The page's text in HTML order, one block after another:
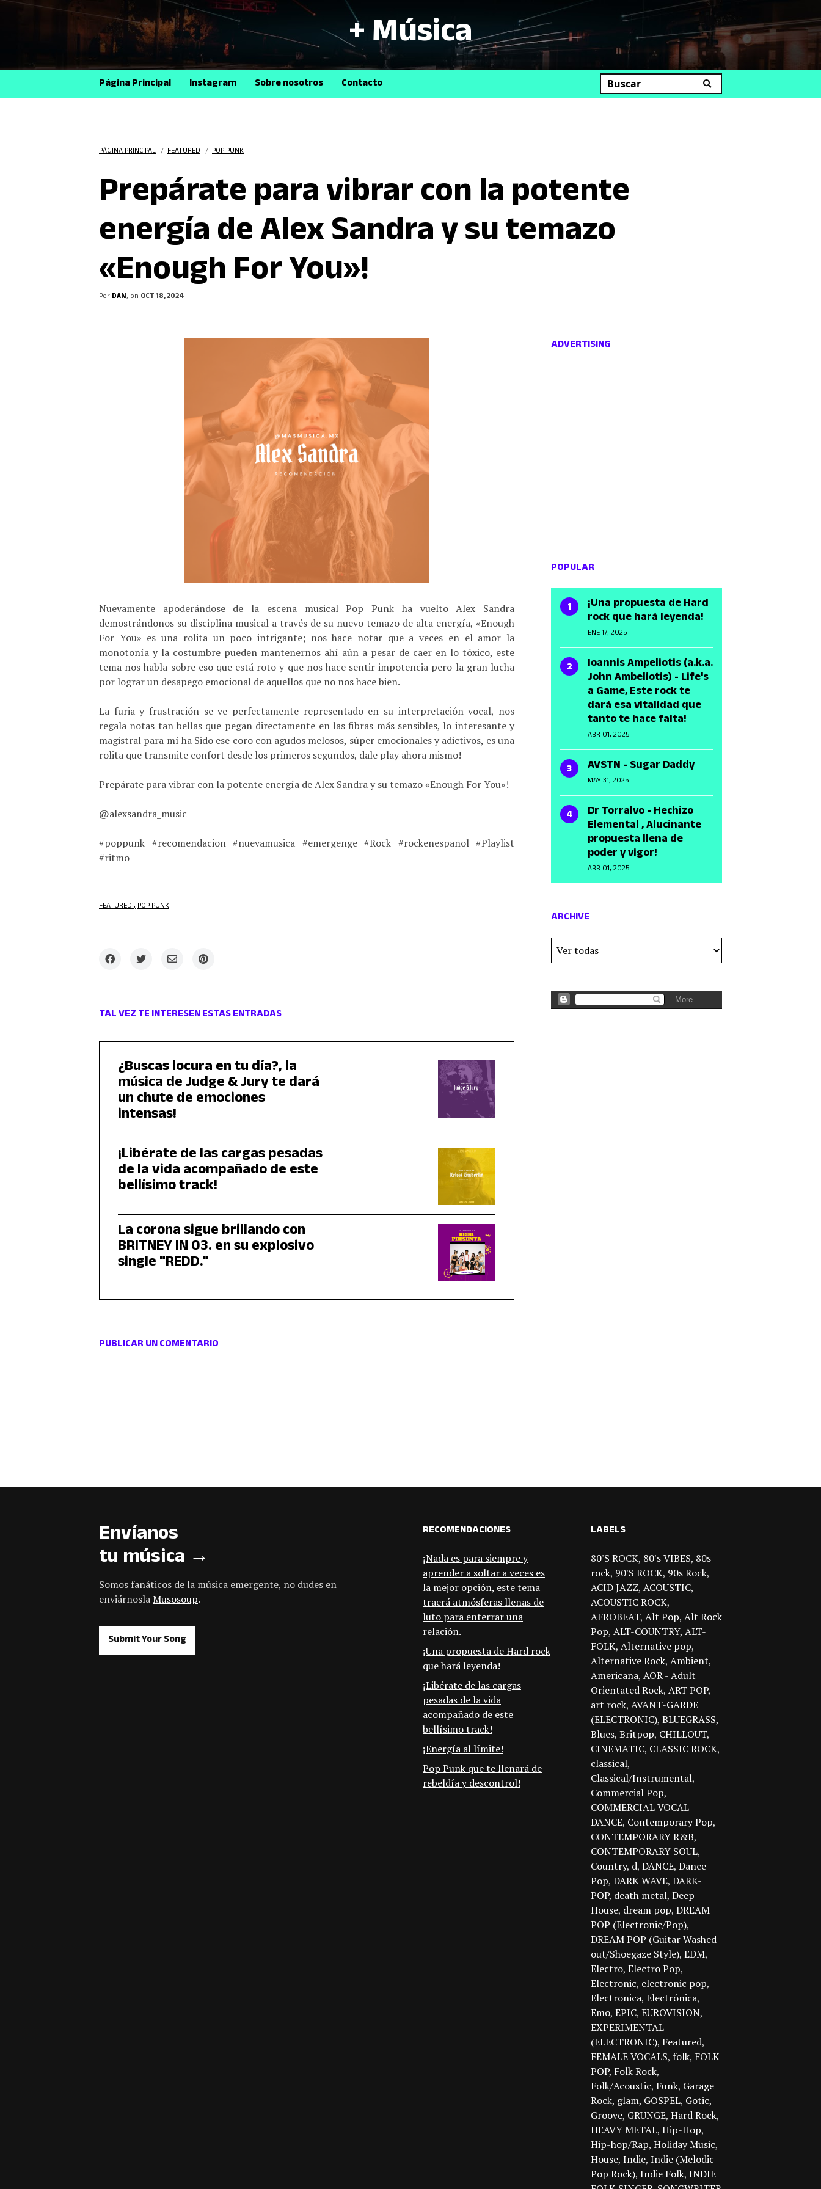
+ Música
Página Principal Instagram Sobre nosotros Contacto
PÁGINA PRINCIPAL / FEATURED / POP PUNK
Prepárate para vibrar con la potente
energía de Alex Sandra y su temazo
«Enough For You»!
PorDAN, on OCT 18, 2024
Nuevamente apoderándose de la escena musical Pop Punk ha vuelto Alex Sandra
demostrándonos su disciplina musical a través de su nuevo temazo de alta energía, «Enough
For You» es una rolita un poco intrigante; nos hace notar que a veces en el amor la
monotonía y la costumbre pueden mantenernos ahí aún a pesar de caer en lo tóxico, este
tema nos habla sobre eso que está roto y que nos hace sentir impotencia pero la gran lucha
por lograr un desapego emocional de aquellos que no nos hace bien.
La furia y frustración se ve perfectamente representado en su interpretación vocal, nos
regala notas tan bellas que pegan directamente en las fibras más sensibles, lo interesante y
magistral para mí ha Sido ese coro con agudos melosos, súper emocionales y adictivos, es una
rolita que transmite confort desde los primeros segundos, dale play ahora mismo!
Prepárate para vibrar con la potente energía de Alex Sandra y su temazo «Enough For You»!
@alexsandra_music
#poppunk #recomendacion #nuevamusica #emergenge #Rock #rockenespañol #Playlist
#ritmo
FEATURED POP PUNK
TAL VEZ TE INTERESEN ESTAS ENTRADAS
¿Buscas locura en tu día?, la
música de Judge & Jury te dará
un chute de emociones
intensas!
¡Libérate de las cargas pesadas
de la vida acompañado de este
bellísimo track!
La corona sigue brillando con
BRITNEY IN 03. en su explosivo
single "REDD."
ADVERTISING
POPULAR
¡Una propuesta de Hard
rock que hará leyenda!
ENE 17, 2025
Ioannis Ampeliotis (a.k.a.
John Ambeliotis) - Life's
a Game, Este rock te
dará esa vitalidad que
tanto te hace falta!
ABR 01, 2025
AVSTN - Sugar Daddy
MAY 31, 2025
Dr Torralvo - Hechizo
Elemental , Alucinante
propuesta llena de
poder y vigor!
ABR 01, 2025
ARCHIVE
PUBLICAR UN COMENTARIO
Envíanos
tu música →
Somos fanáticos de la música emergente, no dudes en
enviárnoslaMusosoup.
Submit Your Song
RECOMENDACIONES
¡Nada es para siempre y
aprender a soltar a veces es
la mejor opción, este tema
traerá atmósferas llenas de
luto para enterrar una
relación.
¡Una propuesta de Hard rock
que hará leyenda!
¡Libérate de las cargas
pesadas de la vida
acompañado de este
bellísimo track!
¡Energía al límite!
Pop Punk que te llenará de
rebeldía y descontrol!
LABELS
80'S ROCK 80's VIBES 80s
rock 90'S ROCK 90s Rock
ACID JAZZ ACOUSTIC
ACOUSTIC ROCK
AFROBEAT Alt Pop Alt Rock
Pop ALT-COUNTRY ALT-
FOLK Alternative pop
Alternative Rock Ambient
Americana AOR - Adult
Orientated Rock ART POP
art rock AVANT-GARDE
(ELECTRONIC) BLUEGRASS
Blues Britpop CHILLOUT
CINEMATIC CLASSIC ROCK
classical
Classical/Instrumental
Commercial Pop
COMMERCIAL VOCAL
DANCE Contemporary Pop
CONTEMPORARY R&B
CONTEMPORARY SOUL
Country d DANCE Dance
Pop DARK WAVE DARK-
POP death metal Deep
House dream pop DREAM
POP (Electronic/Pop)
DREAM POP (Guitar Washed-
out/Shoegaze Style) EDM
Electro Electro Pop
Electronic electronic pop
Electronica Electrónica
Emo EPIC EUROVISION
EXPERIMENTAL
(ELECTRONIC) Featured
FEMALE VOCALS folk FOLK
POP Folk Rock
Folk/Acoustic Funk Garage
Rock glam GOSPEL Gotic
Groove GRUNGE Hard Rock
HEAVY METAL Hip-Hop
Hip-hop/Rap Holiday Music
House Indie Indie (Melodic
Pop Rock) Indie Folk INDIE